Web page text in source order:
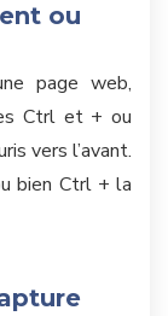
ou
page web,
Ctrl et + ou
vers l’avant.
bien Ctrl + la